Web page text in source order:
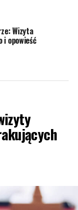
Wizyta
i opowieść